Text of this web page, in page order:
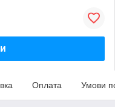
Оплата Умови